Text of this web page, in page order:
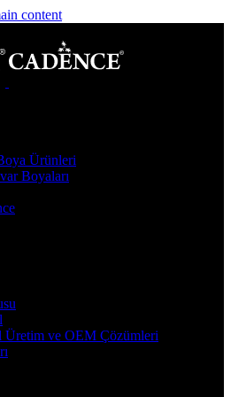
content
Ürünleri
Boyaları
Üretim ve OEM Çözümleri